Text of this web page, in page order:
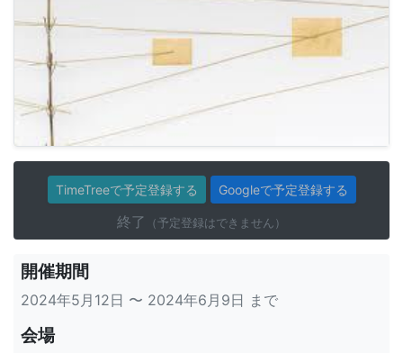
TimeTreeで予定登録する Googleで予定登録する
終了 （予定登録はできません）
開催期間
2024年5月12日 〜 2024年6月9日 まで
会場